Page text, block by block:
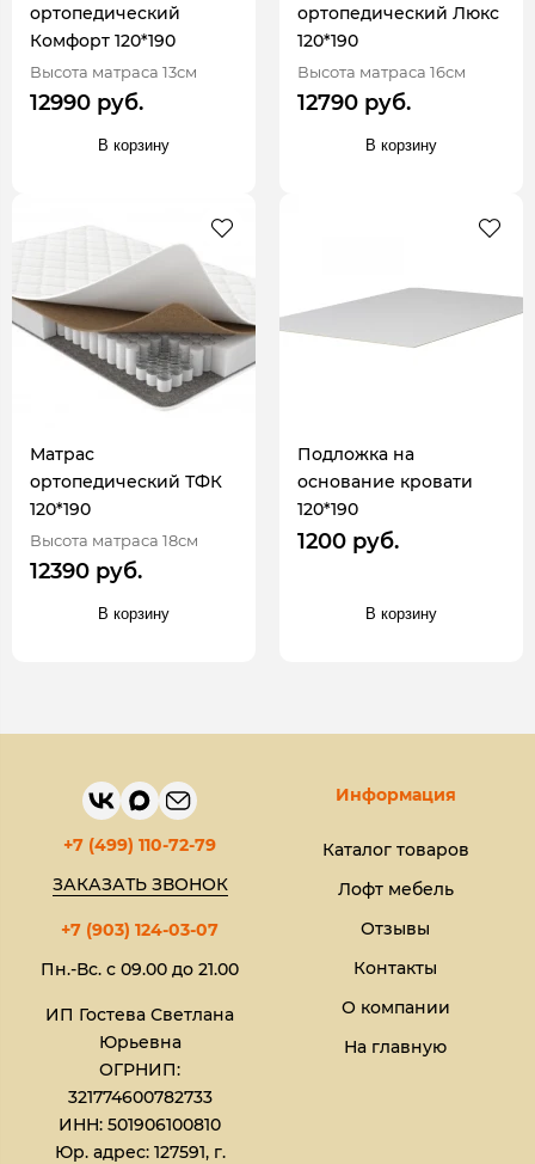
ортопедический
Комфорт 120*190
Высота матраса 13см
12990 руб.
В корзину
ортопедический Люкс
120*190
Высота матраса 16см
12790 руб.
В корзину
Матрас
ортопедический ТФК
120*190
Высота матраса 18см
12390 руб.
В корзину
Подложка на
основание кровати
120*190
1200 руб.
В корзину
+7 (499) 110-72-79
ЗАКАЗАТЬ ЗВОНОК
+7 (903) 124-03-07
Пн.-Вс. с 09.00 до 21.00
ИП Гостева Светлана
Юрьевна​
ОГРНИП:
321774600782733
ИНН: 501906100810
Юр. адрес: 127591, г.
Информация
Каталог товаров
Лофт мебель
Отзывы
Контакты
О компании
На главную